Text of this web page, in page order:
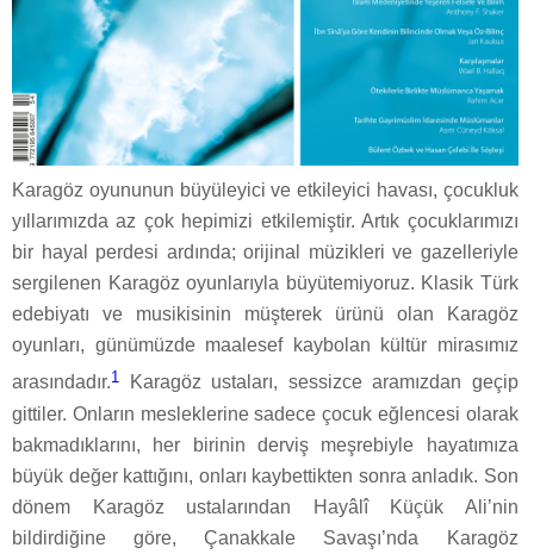
Karagöz oyununun büyüleyici ve etkileyici havası, çocukluk
yıllarımızda az çok hepimizi etkilemiştir. Artık çocuklarımızı
bir hayal perdesi ardında; orijinal müzikleri ve gazelleriyle
sergilenen Karagöz oyunlarıyla büyütemiyoruz. Klasik Türk
edebiyatı ve musikisinin müşterek ürünü olan Karagöz
oyunları, günümüzde maalesef kaybolan kültür mirasımız
arasındadır.1
Karagöz ustaları, sessizce aramızdan geçip
gittiler. Onların mesleklerine sadece çocuk eğlencesi olarak
bakmadıklarını, her birinin derviş meşrebiyle hayatımıza
büyük değer kattığını, onları kaybettikten sonra anladık. Son
dönem Karagöz ustalarından Hayâlî Küçük Ali’nin
bildirdiğine göre, Çanakkale Savaşı’nda Karagöz